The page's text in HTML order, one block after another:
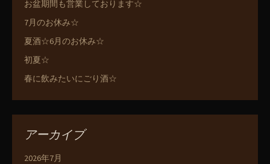
お盆期間も営業しております☆
7月のお休み☆
夏酒☆6月のお休み☆
初夏☆
春に飲みたいにごり酒☆
アーカイブ
2026年7月